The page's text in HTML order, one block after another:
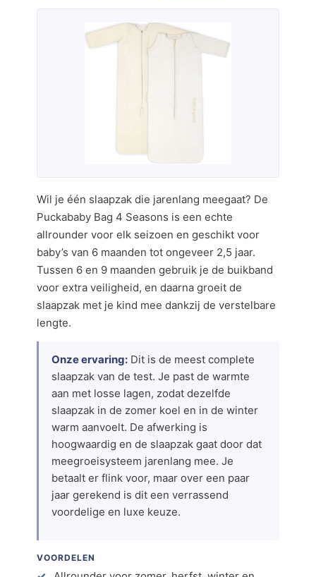
Wil je één slaapzak die jarenlang meegaat? De
Puckababy Bag 4 Seasons is een echte
allrounder voor elk seizoen en geschikt voor
baby’s van 6 maanden tot ongeveer 2,5 jaar.
Tussen 6 en 9 maanden gebruik je de buikband
voor extra veiligheid, en daarna groeit de
slaapzak met je kind mee dankzij de verstelbare
lengte.
Onze ervaring: Dit is de meest complete
slaapzak van de test. Je past de warmte
aan met losse lagen, zodat dezelfde
slaapzak in de zomer koel en in de winter
warm aanvoelt. De afwerking is
hoogwaardig en de slaapzak gaat door dat
meegroeisysteem jarenlang mee. Je
betaalt er flink voor, maar over een paar
jaar gerekend is dit een verrassend
voordelige en luxe keuze.
VOORDELEN